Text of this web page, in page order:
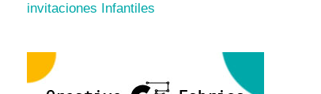
invitaciones Infantiles